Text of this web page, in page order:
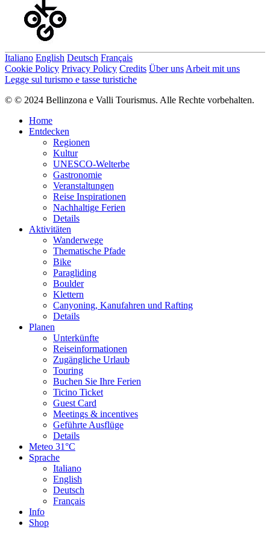
Abschnitt bis Olivone führt durch weite Lärchenwälder, saftig grüne
Hochflächen, dichte Fichtenwälder und gilt als einer der schönsten
im oberen Tessin.
Autorentipp
Folge dem Mountainbike-Logo auf den roten Schildern: Gottardo
Bike Nr. 65
Autor
Bellinzonese e Alto Ticino Turismo
Verantwortlich für diesen Inhalt
Bellinzona e Valli TurismoVerifizierter Partner
Schwierigkeit
Gesamtschwierigkeit
Abgeleitet aus der technischen Schwierigkeit und der
Fitnessanforderung.
Landschaft
Höchster Punkt
Tiefster Punkt
289 m
Beste Jahreszeit
Nov
Wegearten
Asphalt 49,46%
18,32%Straße 10,10%
Italiano English Deutsch Français
Cookie Policy Privacy Policy Credits Über uns Arbeit mit uns
Legge sul turismo e tasse turistiche
© © 2024 Bellinzona e Valli Tourismus. Alle Rechte vorbehalten.
Home
Entdecken
Regionen
Kultur
UNESCO-Welterbe
Gastronomie
Veranstaltungen
Reise Inspirationen
Nachhaltige Ferien
Details
Aktivitäten
Wanderwege
Thematische Pfade
Bike
Paragliding
Boulder
Klettern
Canyoning, Kanufahren und Rafting
Details
Planen
Unterkünfte
Reiseinformationen
Zugängliche Urlaub
Touring
Buchen Sie Ihre Ferien
Ticino Ticket
Guest Card
Meetings & incentives
Geführte Ausflüge
Details
Meteo 31°C
Sprache
Italiano
English
Deutsch
Français
Info
Shop